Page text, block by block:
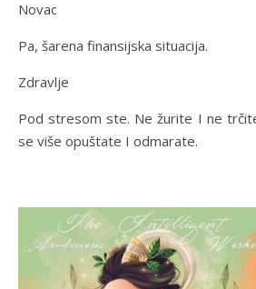
Novac
Pa, šarena finansijska situacija.
Zdravlje
Pod stresom ste. Ne žurite I ne
se više opuštate I odmarate.